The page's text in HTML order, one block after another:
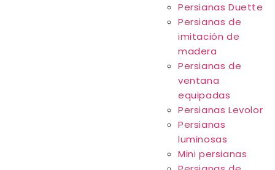
Persianas Duette
Persianas de
imitación de
madera
Persianas de
ventana
equipadas
Persianas Levolor
Persianas
luminosas
Mini persianas